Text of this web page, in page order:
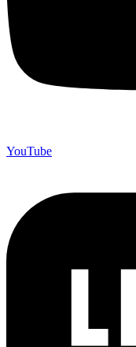
YouTube